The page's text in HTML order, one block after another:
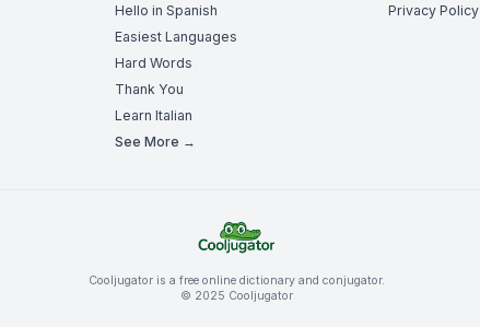
Hello in Spanish
Easiest Languages
Hard Words
Thank You
Learn Italian
See More →
Privacy Policy
Cooljugator is a free online dictionary and conjugator.
© 2025 Cooljugator